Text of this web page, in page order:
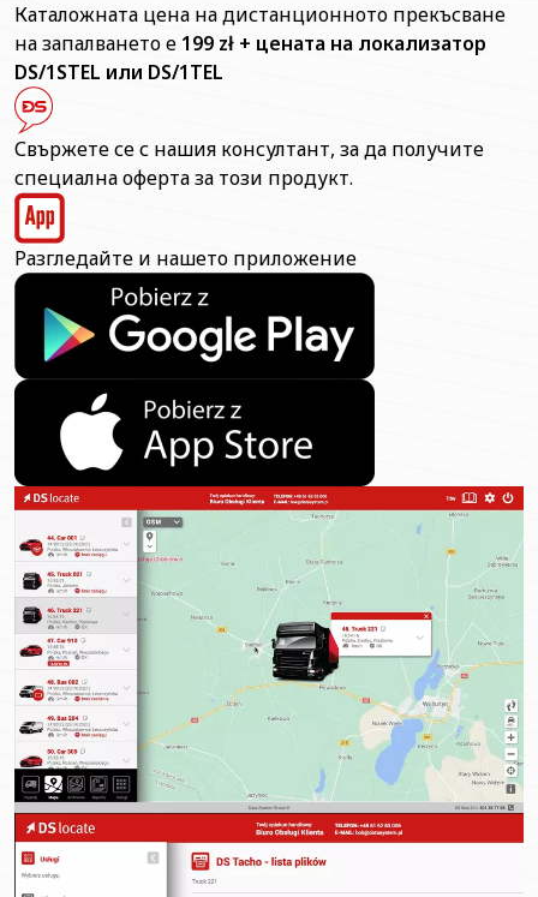
Каталожната цена на дистанционното прекъсване
на запалването е 199 zł + цената на локализатор
DS/1STEL или DS/1TEL
Свържете се с нашия консултант, за да получите
специална оферта за този продукт.
Разгледайте и нашето приложение